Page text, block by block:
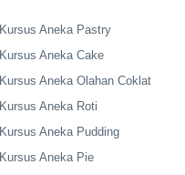
Kursus Aneka Pastry
Kursus Aneka Cake
Kursus Aneka Olahan Coklat
Kursus Aneka Roti
Kursus Aneka Pudding
Kursus Aneka Pie